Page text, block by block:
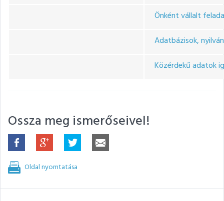
Önként vállalt
Adatbázisok,
Közérdekű adatok
Ossza meg ismerőseivel!
Oldal nyomtatása